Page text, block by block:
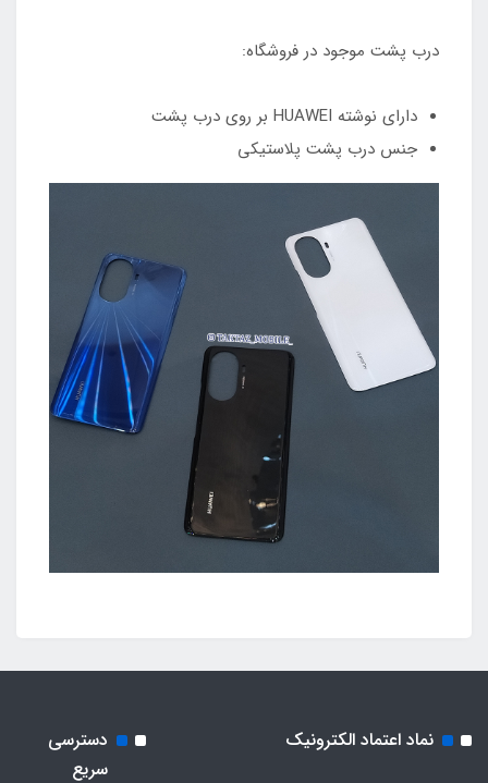
درب پشت موجود در فروشگاه:
دارای نوشته HUAWEI بر روی درب پشت
جنس درب پشت پلاستیکی
نماد اعتماد الکترونیک
دسترسی
سریع